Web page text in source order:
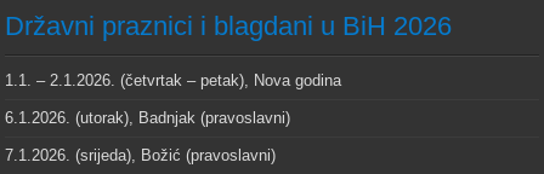
Državni praznici i blagdani u BiH 2026
1.1. – 2.1.2026. (četvrtak – petak), Nova godina
6.1.2026. (utorak), Badnjak (pravoslavni)
7.1.2026. (srijeda), Božić (pravoslavni)